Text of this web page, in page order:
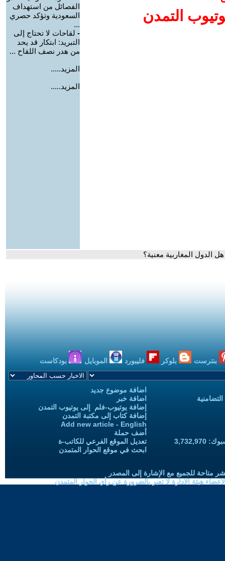
التمدن
الفصائل من استهداف
السعودية وتؤكد حصري
...
- لقاحات لا تحتاج إلى
التبريد: ابتكار قد يحد
من هدر نصف اللقاح ...
المزيد.....
المزيد.....
الدول المغاربية معنية؟
بنترست بلوكر فليبورد الموبايل بودكاست
اضافة موضوع جديد
اضافة خبر
إضافة يوتيوب-فلم إلى يوتيوب التمدن
إضافة كتاب إلى مكتبة التمدن
Add new article - English
أضف حملة
تعديل الموقع الفرعي للكاتب-ة
ابحث في موقع الحوار المتمدن
متاحة للجميع مع الإشارة إلى المصدر
هيئة الادارة لا تعبر بالضرورة عن رأي الحوار المتمدن